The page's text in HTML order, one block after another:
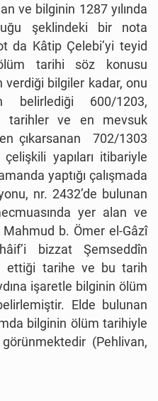
ve bilginin 1287 yılında
şeklindeki bir nota
da Kâtip Çelebi’yi teyid
tarihi söz konusu
verdiği bilgiler kadar, onu
belirlediği 600/1203,
tarihler ve en mevsuk
çıkarsanan 702/1303
yapıları itibariyle
yaptığı çalışmada
nr. 2432’de bulunan
yer alan ve
b. Ömer el-Gâzî
bizzat Şemseddîn
ettiği tarihe ve bu tarih
işaretle bilginin ölüm
Elde bulunan
bilginin ölüm tarihiyle
(Pehlivan,